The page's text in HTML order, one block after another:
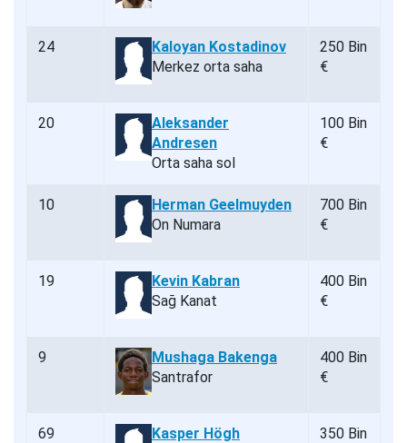
24
Kaloyan Kostadinov
Merkez orta saha
250 Bin
€
20
Aleksander
Andresen
Orta saha sol
100 Bin
€
10
Herman Geelmuyden
On Numara
700 Bin
€
19
Kevin Kabran
Sağ Kanat
400 Bin
€
9
Mushaga Bakenga
Santrafor
400 Bin
€
69
Kasper Högh
350 Bin